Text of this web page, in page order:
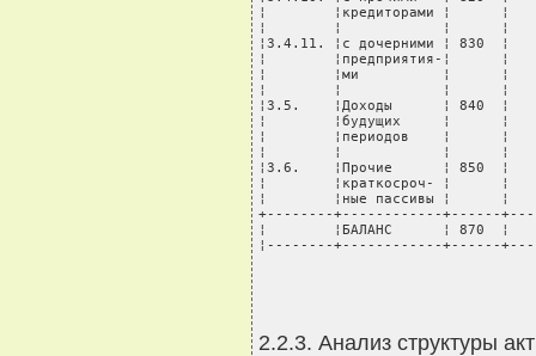
¦        ¦кредиторами ¦
¦        ¦            ¦      ¦
¦3.4.11. ¦с дочерними ¦
¦        ¦предприятия-¦
¦        ¦ми          ¦      ¦
¦        ¦            ¦      ¦
¦3.5.    ¦Доходы      ¦ 840
¦        ¦будущих     ¦
¦        ¦периодов    ¦
¦        ¦            ¦      ¦
¦3.6.    ¦Прочие      ¦ 850
¦        ¦краткосроч- ¦
¦        ¦ные пассивы ¦
+--------+------------+------
¦        ¦БАЛАНС      ¦ 870
¦--------+------------+------
2.2.3. Анализ структуры